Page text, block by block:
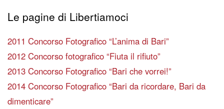
Le pagine di Libertiamoci
2011 Concorso Fotografico “L’anima di Bari”
2012 Concorso fotografico “Fiuta il rifiuto”
2013 Concorso Fotografico “Bari che vorrei!”
2014 Concorso Fotografico “Bari da ricordare, Bari da
dimenticare”